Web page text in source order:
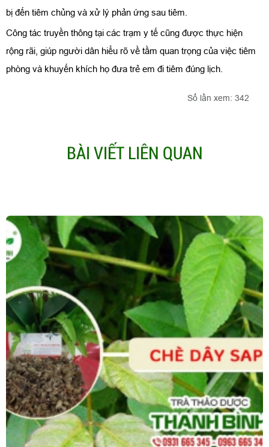
bị đến tiêm chủng và xử lý phản ứng sau tiêm.
Công tác truyền thông tại các trạm y tế cũng được thực hiện
rộng rãi, giúp người dân hiểu rõ về tầm quan trọng của việc tiêm
phòng và khuyến khích họ đưa trẻ em đi tiêm đúng lịch.
Số lần xem: 342
BÀI VIẾT LIÊN QUAN